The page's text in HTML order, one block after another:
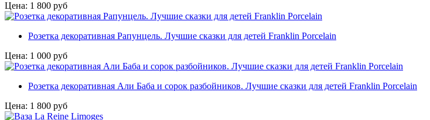
Цена: 1 800 руб
Розетка декоративная Рапунцель. Лучшие сказки для детей Franklin Porcelain
Цена: 1 000 руб
Розетка декоративная Али Баба и сорок разбойников. Лучшие сказки для детей Franklin Porcelain
Цена: 1 800 руб